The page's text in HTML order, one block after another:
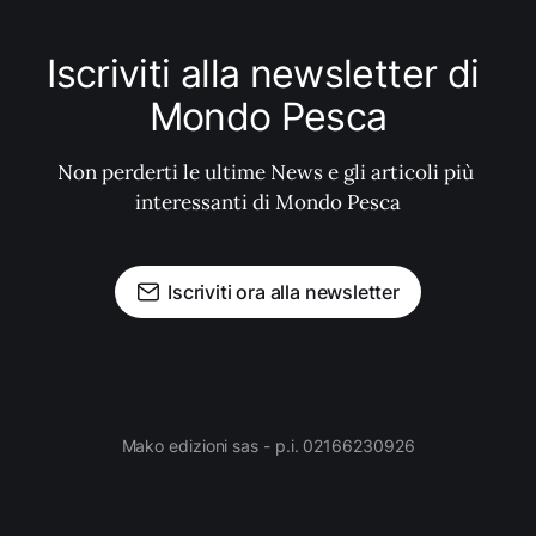
Iscriviti alla newsletter di
Mondo Pesca
Non perderti le ultime News e gli articoli più
interessanti di Mondo Pesca
Iscriviti ora alla newsletter
Mako edizioni sas - p.i. 02166230926